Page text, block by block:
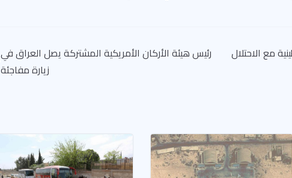
مع الاحتلال
رئيس هيئة الأركان الأمريكية المشتركة يصل العراق في
زيارة مفاجئة